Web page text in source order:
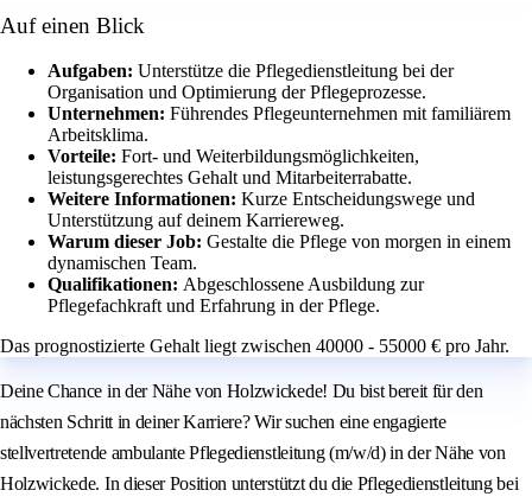
Auf einen Blick
Aufgaben: Unterstütze die Pflegedienstleitung bei der
Organisation und Optimierung der Pflegeprozesse.
Unternehmen: Führendes Pflegeunternehmen mit familiärem
Arbeitsklima.
Vorteile: Fort- und Weiterbildungsmöglichkeiten,
leistungsgerechtes Gehalt und Mitarbeiterrabatte.
Weitere Informationen: Kurze Entscheidungswege und
Unterstützung auf deinem Karriereweg.
Warum dieser Job: Gestalte die Pflege von morgen in einem
dynamischen Team.
Qualifikationen: Abgeschlossene Ausbildung zur
Pflegefachkraft und Erfahrung in der Pflege.
Das prognostizierte Gehalt liegt zwischen 40000 - 55000 € pro Jahr.
Deine Chance in der Nähe von Holzwickede! Du bist bereit für den
nächsten Schritt in deiner Karriere? Wir suchen eine engagierte
stellvertretende ambulante Pflegedienstleitung (m/w/d) in der Nähe von
Holzwickede. In dieser Position unterstützt du die Pflegedienstleitung bei